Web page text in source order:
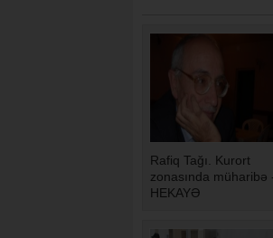
Rafiq Tağı. Kurort
zonasında müharibə
HEKAYƏ